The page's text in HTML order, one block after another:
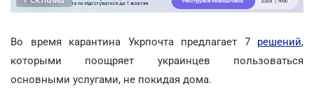
Во время карантина Укрпочта предлагает 7 решений,
которыми поощряет украинцев пользоваться
основными услугами, не покидая дома.